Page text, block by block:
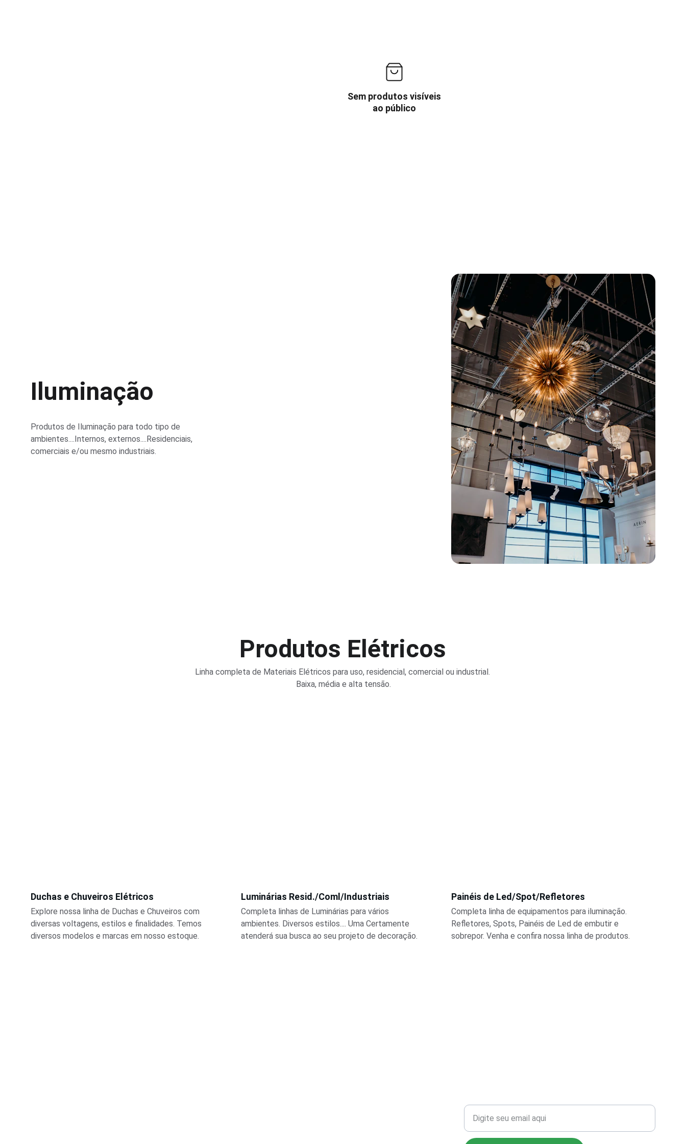
Sem produtos visíveis
ao público
Iluminação
Produtos de Iluminação para todo tipo de
ambientes....Internos, externos....Residenciais,
comerciais e/ou mesmo industriais.
Produtos Elétricos
Linha completa de Materiais Elétricos para uso, residencial, comercial ou industrial.
Baixa, média e alta tensão.
Duchas e Chuveiros Elétricos
Explore nossa linha de Duchas e Chuveiros com
diversas voltagens, estilos e finalidades. Temos
diversos modelos e marcas em nosso estoque.
Luminárias Resid./Coml/Industriais
Completa linhas de Luminárias para vários
ambientes. Diversos estilos.... Uma Certamente
atenderá sua busca ao seu projeto de decoração.
Completa linha de equipamentos para iluminação.
Refletores, Spots, Painéis de Led de embutir e
sobrepor. Venha e confira nossa linha de produtos.
Painéis de Led/Spot/Refletores